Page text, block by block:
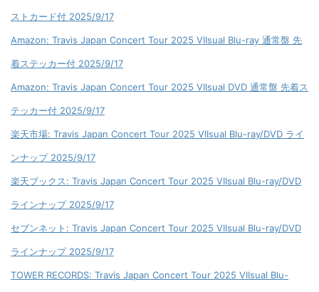
ストカード付 2025/9/17
Amazon: Travis Japan Concert Tour 2025 VIIsual Blu-ray 通常盤 先
着ステッカー付 2025/9/17
Amazon: Travis Japan Concert Tour 2025 VIIsual DVD 通常盤 先着ス
テッカー付 2025/9/17
楽天市場: Travis Japan Concert Tour 2025 VIIsual Blu-ray/DVD ライ
ンナップ 2025/9/17
楽天ブックス: Travis Japan Concert Tour 2025 VIIsual Blu-ray/DVD
ラインナップ 2025/9/17
セブンネット: Travis Japan Concert Tour 2025 VIIsual Blu-ray/DVD
ラインナップ 2025/9/17
TOWER RECORDS: Travis Japan Concert Tour 2025 VIIsual Blu-